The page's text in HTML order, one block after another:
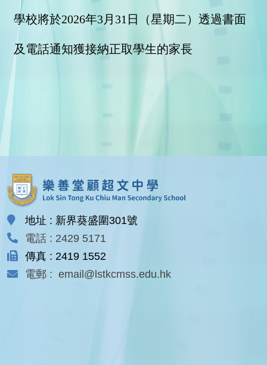
學校將於2026年3月31日（星期二）透過書面
及電話通知獲接納正取學生的家長
地址 : 新界葵盛圍301號
電話 : 2429 5171
傳真 : 2419 1552
電郵 : email@lstkcmss.edu.hk